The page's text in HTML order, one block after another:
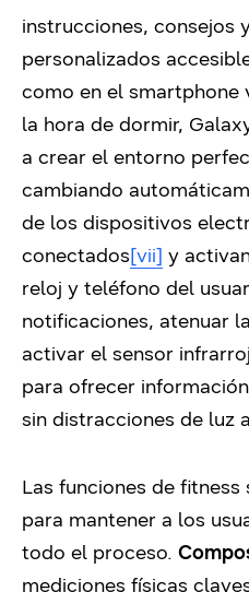
instrucciones, consejos
personalizados
como en el smartphone
la hora de dormir,
a crear el entorno
cambiando
de los dispositivos
conectados[vii] y
reloj y teléfono del
notificaciones, atenuar
activar el sensor
para ofrecer
sin distracciones de luz
Las funciones de
para mantener a los
todo el proceso.
mediciones físicas